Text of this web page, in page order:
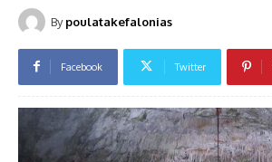
By poulatakefalonias
Facebook Twitter